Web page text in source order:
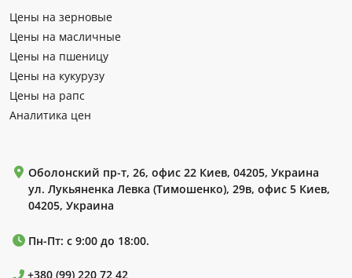
Цены на зерновые
Цены на масличные
Цены на пшеницу
Цены на кукурузу
Цены на рапс
Аналитика цен
Оболонский пр-т, 26, офис 22 Киев, 04205, Украина
ул. Лукьяненка Левка (Тимошенко), 29в, офис 5 Киев,
04205, Украина
Пн-Пт: с 9:00 до 18:00.
+380 (99) 220 72 42